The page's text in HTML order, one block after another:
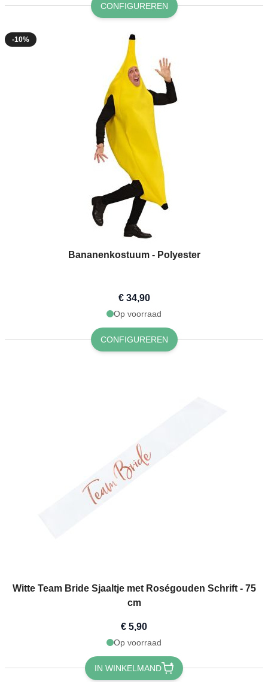
CONFIGUREREN
-10%
Bananenkostuum - Polyester
€ 34,90
Op voorraad
CONFIGUREREN
Witte Team Bride Sjaaltje met Roségouden Schrift - 75
cm
€ 5,90
Op voorraad
IN WINKELMAND